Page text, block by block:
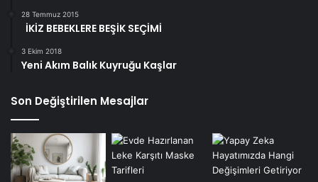
28 Temmuz 2015
İKİZ BEBEKLERE BEŞİK SEÇİMİ
3 Ekim 2018
Yeni Akım Balık Kuyruğu Kaşlar
Son Değiştirilen Mesajlar